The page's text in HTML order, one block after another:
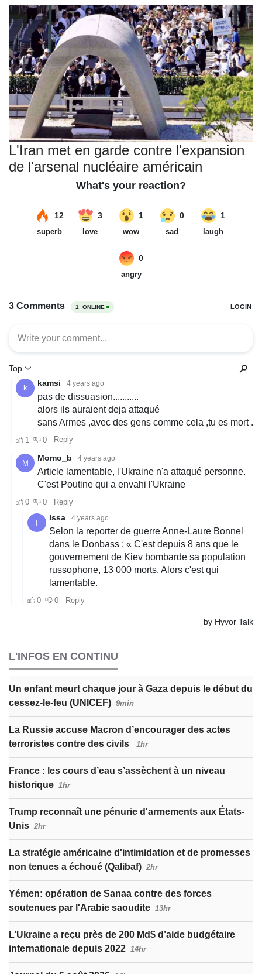
L'Iran met en garde contre l'expansion
de l'arsenal nucléaire américain
L'INFOS EN CONTINU
Un enfant meurt chaque jour à Gaza depuis le début du
cessez-le-feu (UNICEF) 9min
La Russie accuse Macron d’encourager des actes
terroristes contre des civils
1hr
France : les cours d’eau s’assèchent à un niveau
historique 1hr
Trump reconnaît une pénurie d'armements aux États-
Unis 2hr
La stratégie américaine d'intimidation et de promesses
non tenues a échoué (Qalibaf) 2hr
Yémen: opération de Sanaa contre des forces
soutenues par l'Arabie saoudite 13hr
L’Ukraine a reçu près de 200 Md$ d’aide budgétaire
internationale depuis 2022 14hr